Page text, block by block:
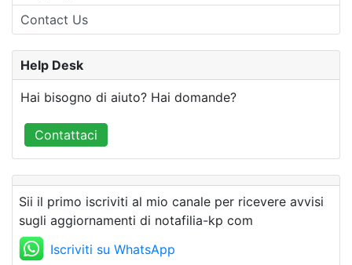
Contact Us
Help Desk
Hai bisogno di aiuto? Hai domande?
Contattaci
Sii il primo iscriviti al mio canale per ricevere avvisi
sugli aggiornamenti di notafilia-kp com
Iscriviti su WhatsApp